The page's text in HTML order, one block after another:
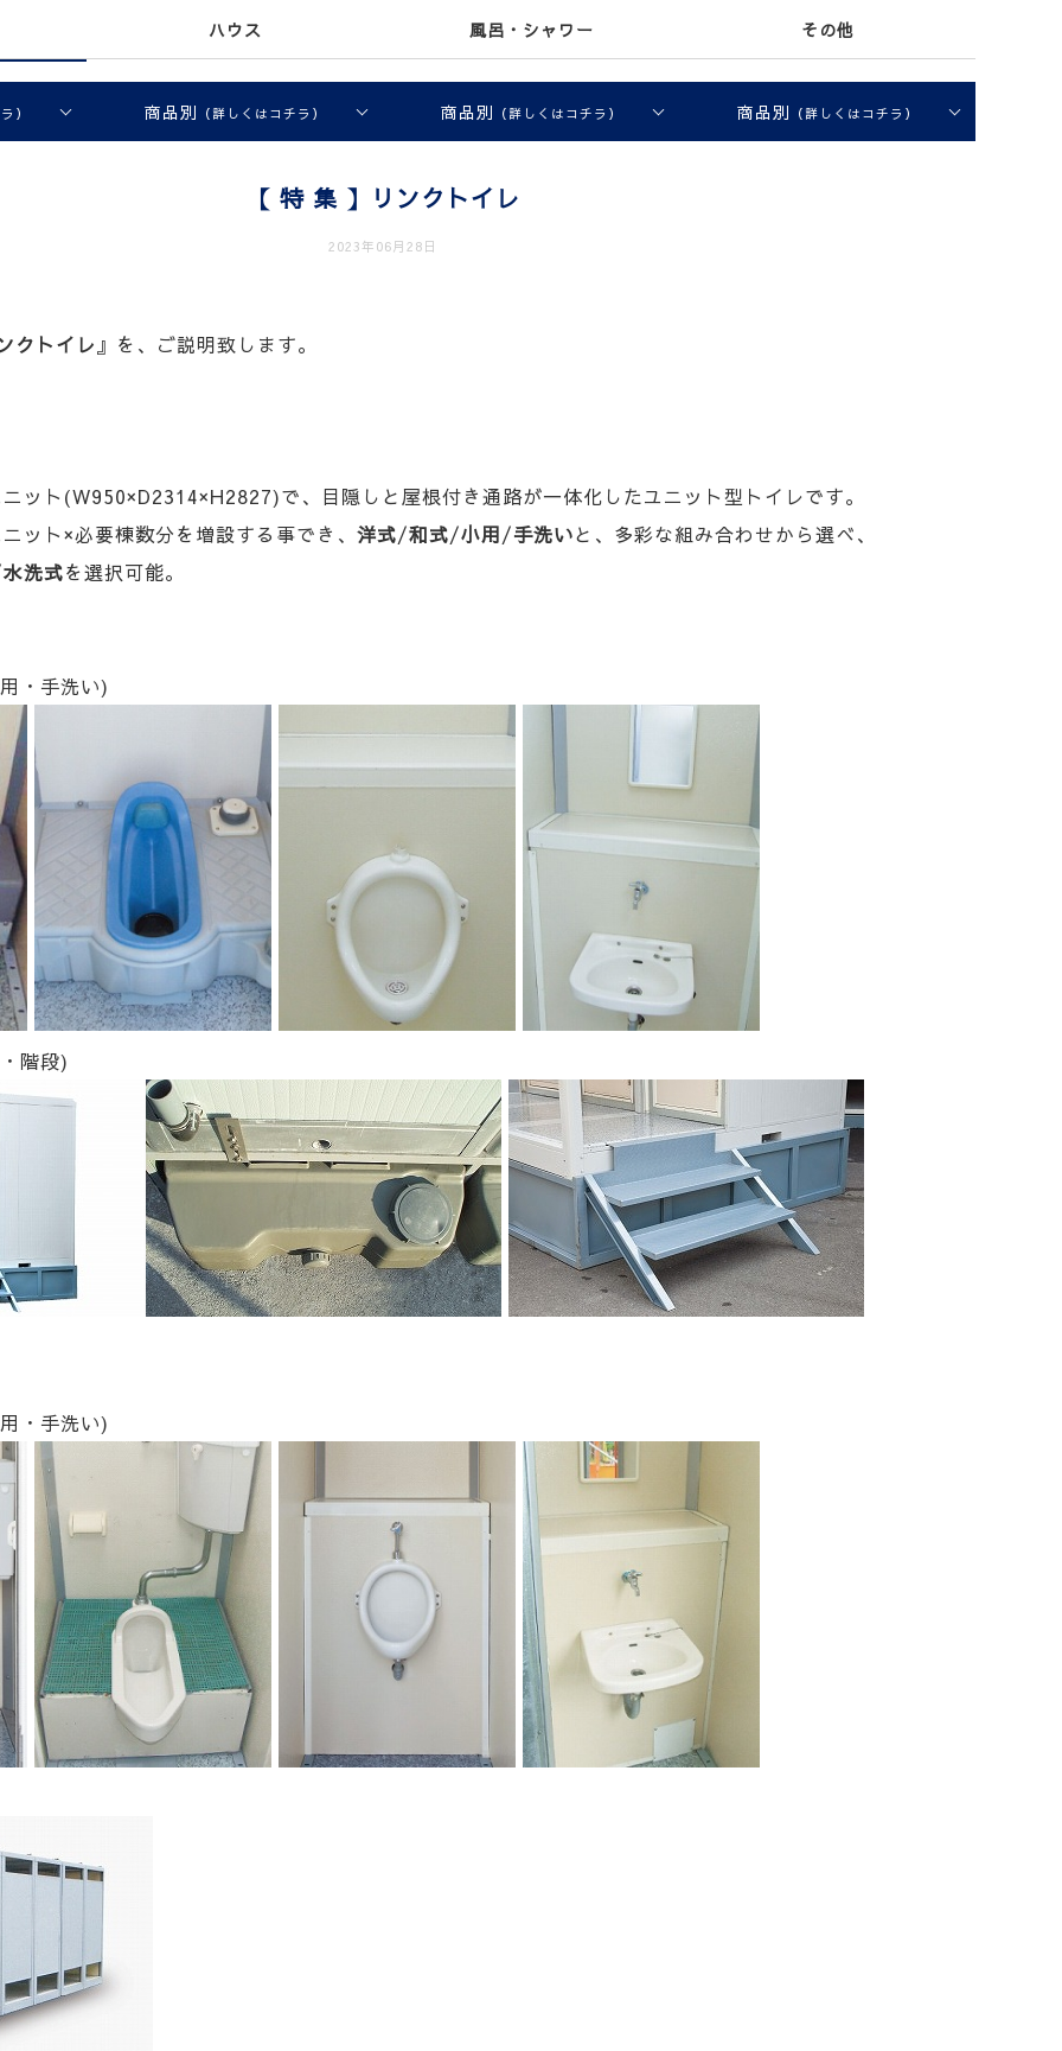
ハウス 風呂・シャワー その他
） 商品別 （詳しくはコチラ） 商品別 （詳しくはコチラ） 商品別 （詳しくはコチラ）
【 特 集 】リンクトイレ
2023年06月28日
クトイレ 』を、ご説明致します。
ット(W950×D2314×H2827)で、目隠しと屋根付き通路が一体化したユニット型トイレです。
ット×必要棟数分を増設する事でき、 洋式/和式/小用/手洗いと、多彩な組み合わせから選べ、
水洗式を選択可能。
・手洗い)
階段)
・手洗い)